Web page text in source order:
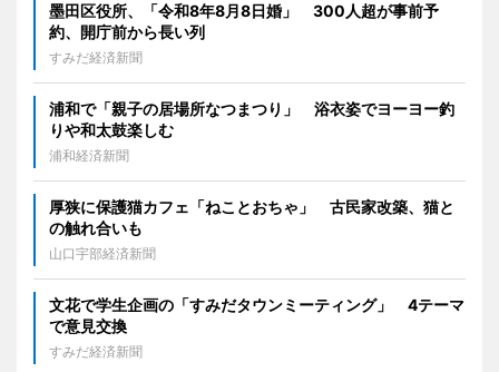
墨田区役所、「令和8年8月8日婚」 300人超が事前予
約、開庁前から長い列
すみだ経済新聞
浦和で「親子の居場所なつまつり」 浴衣姿でヨーヨー釣
りや和太鼓楽しむ
浦和経済新聞
厚狭に保護猫カフェ「ねことおちゃ」 古民家改築、猫と
の触れ合いも
山口宇部経済新聞
文花で学生企画の「すみだタウンミーティング」 4テーマ
で意見交換
すみだ経済新聞